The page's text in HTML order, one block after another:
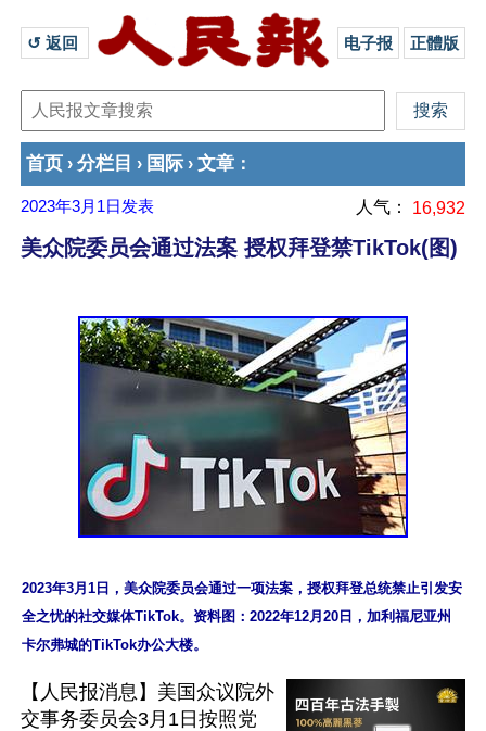
↺ 返回 电子报 正體版
首页 › 分栏目 › 国际 › 文章 ：
2023年3月1日 发表 人气： 16,932
美众院委员会通过法案 授权拜登禁TikTok(图)
2023年3月1日，美众院委员会通过一项法案，授权拜登总统禁止引发安
全之忧的社交媒体TikTok。资料图：2022年12月20日，加利福尼亚州
【人民报消息】美国众议院外
交事务委员会3月1日按照党